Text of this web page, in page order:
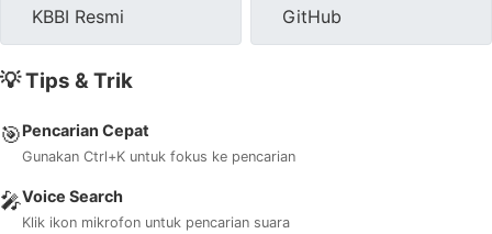
KBBI Resmi GitHub
💡 Tips & Trik
🎯Pencarian Cepat
Gunakan Ctrl+K untuk fokus ke pencarian
🎤Voice Search
Klik ikon mikrofon untuk pencarian suara